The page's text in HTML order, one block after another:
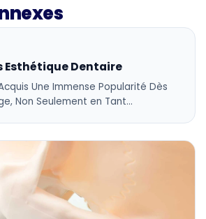
Esthétique Dentaire
Une Immense Popularité Dès
Non Seulement en Tant…